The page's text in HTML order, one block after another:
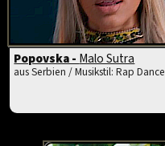
Popovska - Malo Sutra
aus Serbien / Musikstil: Rap Dance